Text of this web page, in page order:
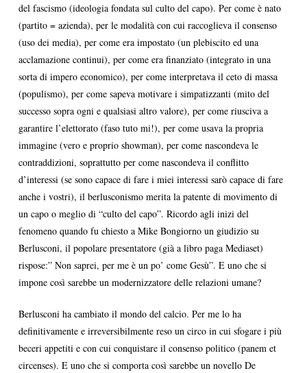
del fascismo (ideologia fondata sul culto del capo). Per come è nato
(partito = azienda), per le modalità con cui raccoglieva il consenso
(uso dei media), per come era impostato (un plebiscito ed una
acclamazione continui), per come era finanziato (integrato in una
sorta di impero economico), per come interpretava il ceto di massa
(populismo), per come sapeva motivare i simpatizzanti (mito del
successo sopra ogni e qualsiasi altro valore), per come riusciva a
garantire l’elettorato (faso tuto mi!), per come usava la propria
immagine (vero e proprio showman), per come nascondeva le
contraddizioni, soprattutto per come nascondeva il conflitto
d’interessi (se sono capace di fare i miei interessi sarò capace di fare
anche i vostri), il berlusconismo merita la patente di movimento di
un capo o meglio di “culto del capo”. Ricordo agli inizi del
fenomeno quando fu chiesto a Mike Bongiorno un giudizio su
Berlusconi, il popolare presentatore (già a libro paga Mediaset)
rispose:” Non saprei, per me è un po’ come Gesù”. E uno che si
impone così sarebbe un modernizzatore delle relazioni umane?
Berlusconi ha cambiato il mondo del calcio. Per me lo ha
definitivamente e irreversibilmente reso un circo in cui sfogare i più
beceri appetiti e con cui conquistare il consenso politico (panem et
circenses). E uno che si comporta così sarebbe un novello De